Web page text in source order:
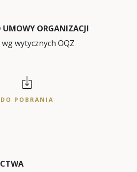
ORGANIZACJI
wytycznych ÖQZ
DO POBRANIA